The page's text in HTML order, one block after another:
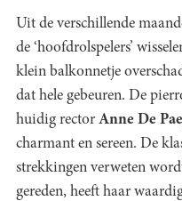
Uit de verschillende
de ‘hoofdrolspelers’
klein balkonnetje
dat hele gebeuren. De
huidig rector Anne De
charmant en sereen. De
strekkingen verweten
gereden, heeft haar